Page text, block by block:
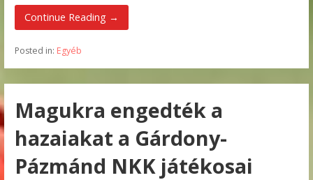
Continue Reading →
Posted in: Egyéb
Magukra engedték a
hazaiakat a Gárdony-
Pázmánd NKK játékosai